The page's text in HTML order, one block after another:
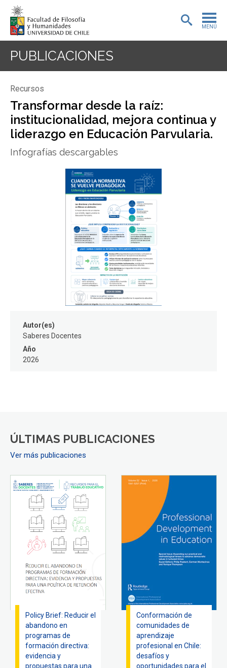
MENÚ
PORTADA
POSTGRADO
EXTENSIÓN
BIBLIOTECA
DEPARTAMENTOS
FACULTAD
Estudiantes
Académicos
Funcionarios
Egresados
PUBLICACIONES
Recursos
Transformar desde la raíz:
institucionalidad, mejora continua y
liderazgo en Educación Parvularia.
Infografías descargables
Autor(es)
Saberes Docentes
Año
2026
ÚLTIMAS PUBLICACIONES
Ver más publicaciones
Policy Brief: Reducir el
abandono en
programas de
formación directiva:
evidencia y
propuestas para una
Conformación de
comunidades de
aprendizaje
profesional en Chile:
desafíos y
oportunidades para el